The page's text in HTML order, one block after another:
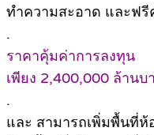
ทำความสะอาด และฟรี
.
ราคาคุ้มค่าการลงทุน
เพียง 2,400,000 ล้านบ
.
และ สามารถเพิ่มพื้นที่